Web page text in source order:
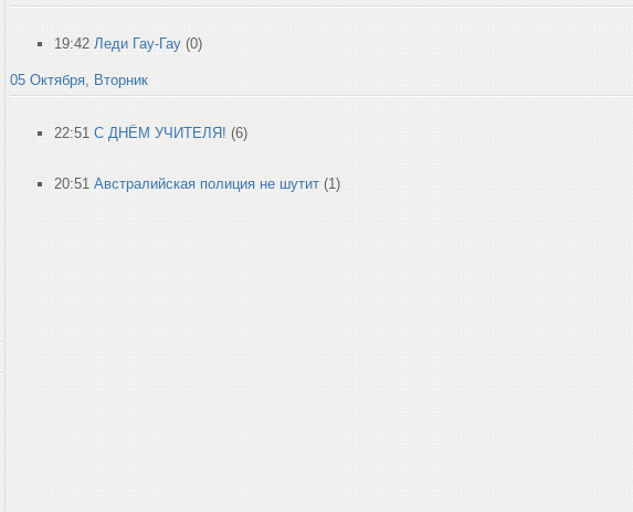
19:42 Леди Гау-Гау (0)
05 Октября, Вторник
22:51 С ДНЁМ УЧИТЕЛЯ! (6)
20:51 Австралийская полиция не шутит (1)